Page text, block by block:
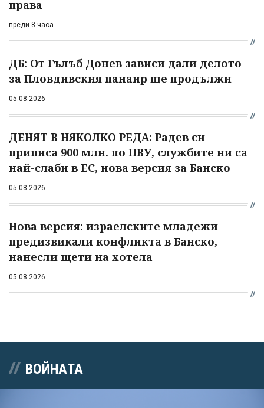
права
преди 8 часа
ДБ: От Гълъб Донев зависи дали делото
за Пловдивския панаир ще продължи
05.08.2026
ДЕНЯТ В НЯКОЛКО РЕДА: Радев си
приписа 900 млн. по ПВУ, службите ни са
най-слаби в ЕС, нова версия за Банско
05.08.2026
Нова версия: израелските младежи
предизвикали конфликта в Банско,
нанесли щети на хотела
05.08.2026
ВОЙНАТА